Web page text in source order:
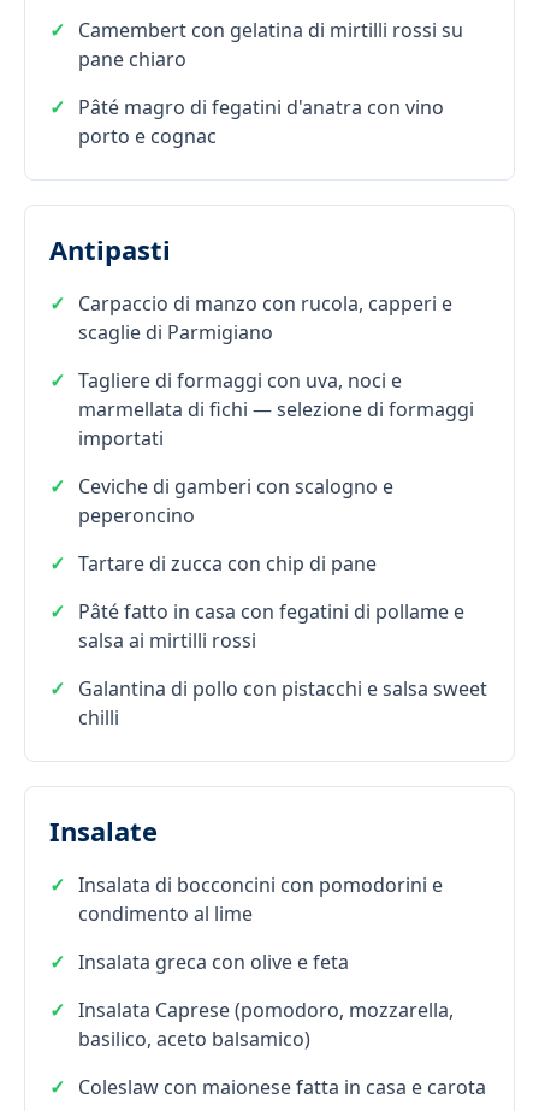
Camembert con gelatina di mirtilli rossi su
pane chiaro
Pâté magro di fegatini d'anatra con vino
porto e cognac
Antipasti
Carpaccio di manzo con rucola, capperi e
scaglie di Parmigiano
Tagliere di formaggi con uva, noci e
marmellata di fichi — selezione di formaggi
importati
Ceviche di gamberi con scalogno e
peperoncino
Tartare di zucca con chip di pane
Pâté fatto in casa con fegatini di pollame e
salsa ai mirtilli rossi
Galantina di pollo con pistacchi e salsa sweet
chilli
Insalate
Insalata di bocconcini con pomodorini e
condimento al lime
Insalata greca con olive e feta
Insalata Caprese (pomodoro, mozzarella,
basilico, aceto balsamico)
Coleslaw con maionese fatta in casa e carota